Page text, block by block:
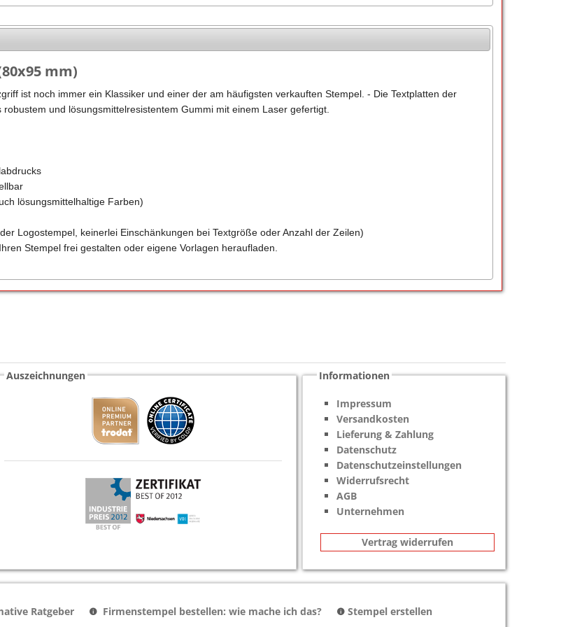
mm)
ist noch immer ein Klassiker und einer der am häufigsten verkauften Stempel. - Die Textplatten der
und lösungsmittelresistentem Gummi mit einem Laser gefertigt.
lösungsmittelhaltige Farben)
Logostempel, keinerlei Einschänkungen bei Textgröße oder Anzahl der Zeilen)
Stempel frei gestalten oder eigene Vorlagen heraufladen.
Auszeichnungen Informationen
Impressum
Versandkosten
Lieferung & Zahlung
Datenschutz
Datenschutzeinstellungen
Widerrufsrecht
AGB
Unternehmen
Vertrag widerrufen
Ratgeber Firmenstempel bestellen: wie mache ich das?
Stempel erstellen